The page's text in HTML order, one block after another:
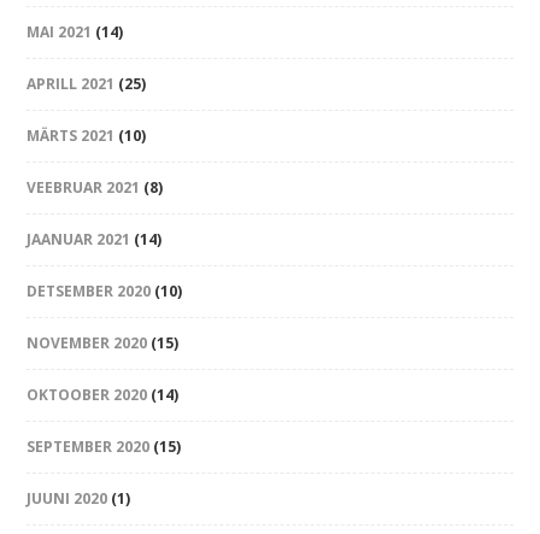
MAI 2021 (14)
APRILL 2021 (25)
MÄRTS 2021 (10)
VEEBRUAR 2021 (8)
JAANUAR 2021 (14)
DETSEMBER 2020 (10)
NOVEMBER 2020 (15)
OKTOOBER 2020 (14)
SEPTEMBER 2020 (15)
JUUNI 2020 (1)